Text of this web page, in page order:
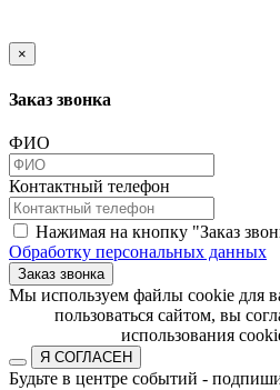
×
Заказ звонка
ФИО
Контактный телефон
Нажимая на кнопку "Заказ
Обработку персональных данных
Заказ звонка
​​​​​​​Мы используем файлы cookie для
пользоваться сайтом, вы
использования
Я СОГЛАСЕН
Будьте в центре событий -